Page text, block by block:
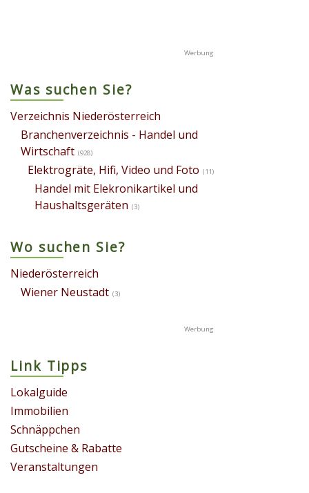
Was suchen Sie?
Verzeichnis Niederösterreich
Branchenverzeichnis - Handel und
Wirtschaft (928)
Elektrogräte, Hifi, Video und Foto (11)
Handel mit Elekronikartikel und
Haushaltsgeräten (3)
Wo suchen Sie?
Niederösterreich
Wiener Neustadt (3)
Link Tipps
Lokalguide
Immobilien
Schnäppchen
Gutscheine & Rabatte
Veranstaltungen